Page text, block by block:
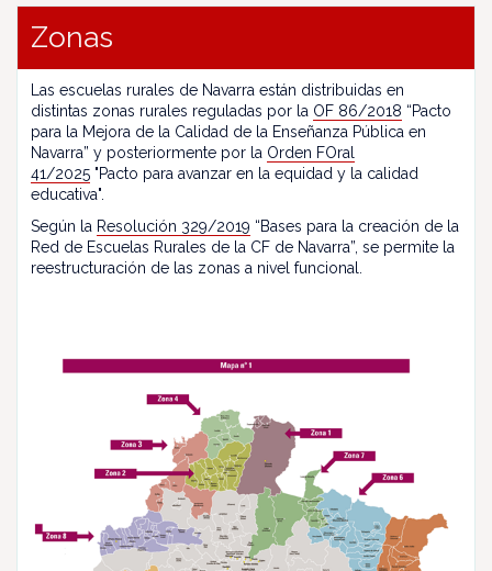
Zonas
Las escuelas rurales de Navarra están distribuidas en
distintas zonas rurales reguladas por la OF 86/2018 “Pacto
para la Mejora de la Calidad de la Enseñanza Pública en
Navarra” y posteriormente por la Orden FOral
41/2025 "Pacto para avanzar en la equidad y la calidad
educativa".
Según la Resolución 329/2019 “Bases para la creación de la
Red de Escuelas Rurales de la CF de Navarra”, se permite la
reestructuración de las zonas a nivel funcional.